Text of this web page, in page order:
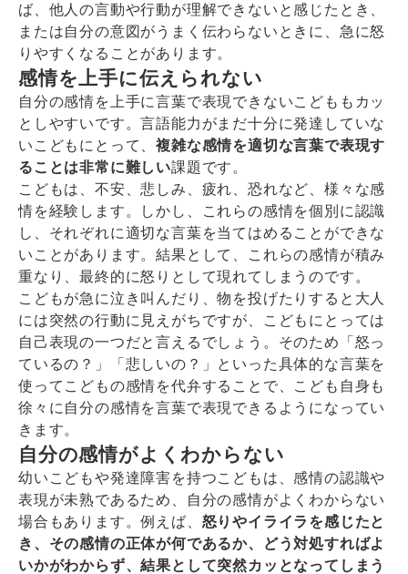
ば、他人の言動や行動が理解できないと感じたとき、
または自分の意図がうまく伝わらないときに、急に怒
りやすくなることがあります。
感情を上手に伝えられない
自分の感情を上手に言葉で表現できないこどももカッ
としやすいです。言語能力がまだ十分に発達していな
いこどもにとって、複雑な感情を適切な言葉で表現す
ることは非常に難しい課題です。
こどもは、不安、悲しみ、疲れ、恐れなど、様々な感
情を経験します。しかし、これらの感情を個別に認識
し、それぞれに適切な言葉を当てはめることができな
いことがあります。結果として、これらの感情が積み
重なり、最終的に怒りとして現れてしまうのです。
こどもが急に泣き叫んだり、物を投げたりすると大人
には突然の行動に見えがちですが、こどもにとっては
自己表現の一つだと言えるでしょう。そのため「怒っ
ているの？」「悲しいの？」といった具体的な言葉を
使ってこどもの感情を代弁することで、こども自身も
徐々に自分の感情を言葉で表現できるようになってい
きます。
自分の感情がよくわからない
幼いこどもや発達障害を持つこどもは、感情の認識や
表現が未熟であるため、自分の感情がよくわからない
場合もあります。例えば、 怒りやイライラを感じたと
き、その感情の正体が何であるか、どう対処すればよ
いかがわからず、結果として突然カッとなってしまう